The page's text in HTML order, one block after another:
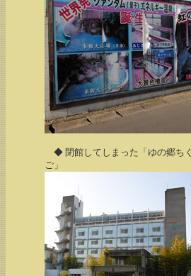
◆ 閉館してしまった「ゆの郷ちく
ご」